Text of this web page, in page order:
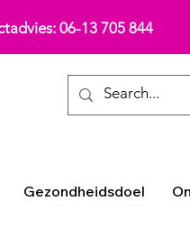
06-13 705 844
Gezondheidsdoel